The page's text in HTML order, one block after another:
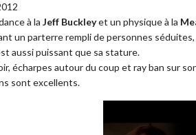
à la Jeff Buckleyet un physique à la
un parterre rempli de personnes séduites,
aussi puissant que sa stature.
écharpes autour du coup et ray ban sur
sont excellents.